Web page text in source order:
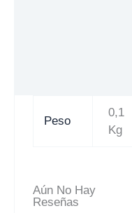
Peso
0,1
Kg
Aún No Hay
Reseñas